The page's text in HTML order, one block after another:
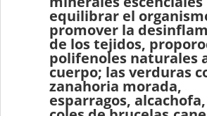
equilibrar el
promover la
de los tejidos,
polifenoles naturales
cuerpo; las verduras
zanahoria morada,
esparragos,